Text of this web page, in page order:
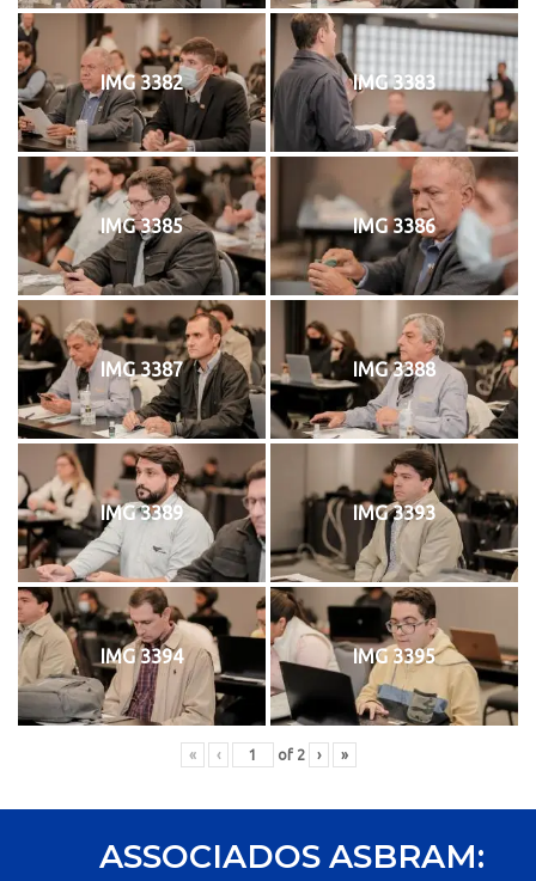
IMG 3382 IMG 3383
IMG 3385 IMG 3386
IMG 3387 IMG 3388
IMG 3389 IMG 3393
IMG 3394 IMG 3395
« ‹ of 2 › »
ASSOCIADOS ASBRAM: